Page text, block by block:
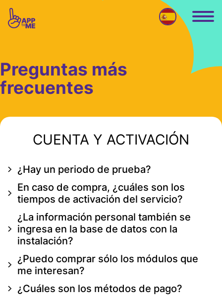
Ir al contenido principal
Preguntas más
frecuentes
CUENTA Y ACTIVACIÓN
¿Hay un periodo de prueba?
En caso de compra, ¿cuáles son los
tiempos de activación del servicio?
¿La información personal también se
ingresa en la base de datos con la
instalación?
¿Puedo comprar sólo los módulos que
me interesan?
¿Cuáles son los métodos de pago?